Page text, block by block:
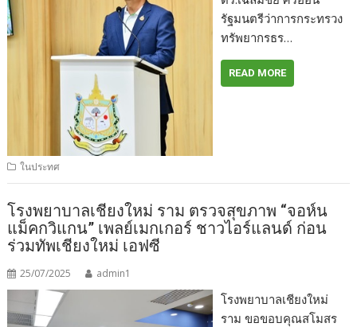
รัฐมนตรีว่าการกระทรวง
ทรัพยากรธร…
READ MORE
ในประทศ
โรงพยาบาลเชียงใหม่ ราม ตรวจสุขภาพ “จอห์น
แม็คกวิแกน” เพลย์เมกเกอร์ ชาวไอร์แลนด์ ก่อน
ร่วมทัพเชียงใหม่ เอฟซี
25/07/2025 admin1
โรงพยาบาลเชียงใหม่
ราม ขอขอบคุณสโมสร